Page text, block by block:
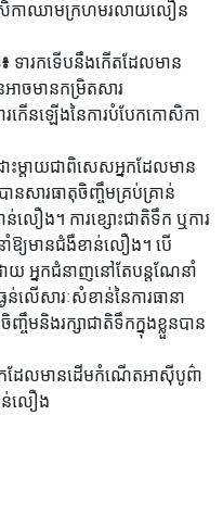
កាឈាមក្រហមរលាយលឿន
ទារកទើបនឹងកើតដែលមាន
ាចមានកម្រិតសារ
ើនឡើងនៃការបំបែកកោសិកា
ះម្តាយជាពិសេសអ្នកដែលមាន
នសារធាតុចិញ្ចឹមគ្រប់គ្រាន់
លឿង។ ការខ្សោះជាតិទឹក ឬការ
ឱ្យមានជំងឺខាន់លឿង។ បើ
អ្នកជំនាញនៅតែបន្តណែនាំ
លើសារៈសំខាន់នៃការធានា
ចឹមនិងរក្សាជាតិទឹកក្នុងខ្លួនបាន
កដែលមានដើមកំណើតអាស៊ីបូព៌ា
ន់លឿង